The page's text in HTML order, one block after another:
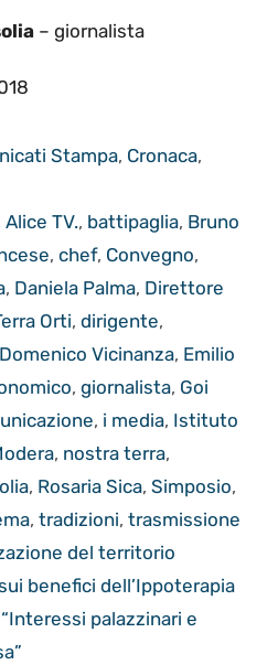
– giornalista
Stampa, Cronaca,
Alice TV., battipaglia, Bruno
, chef, Convegno,
, Daniela Palma, Direttore
Orti, dirigente,
Domenico Vicinanza, Emilio
, giornalista, Goi
, i media, Istituto
, nostra terra,
, Rosaria Sica, Simposio,
, tradizioni, trasmissione
del territorio
benefici dell’Ippoterapia
palazzinari e